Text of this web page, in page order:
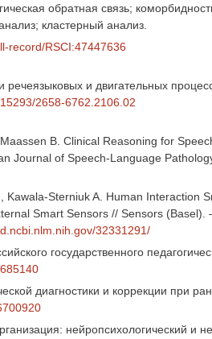
обратная связь;
кластерный анализ.
record/RSCI:47447636
и двигательных
2658-6762.2106.02
B. Clinical Reasoning for
Journal of Speech-Language
Sterniuk A. Human Interaction
Smart Sensors // Sensors (Basel).
32331291/
государственного
диагностики и коррекции при
нейропсихологический и